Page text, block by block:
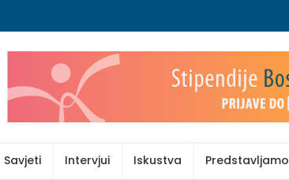
Savjeti Intervjui Iskustva Predstavljamo